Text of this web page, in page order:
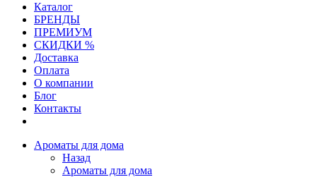
Каталог
БРЕНДЫ
ПРЕМИУМ
СКИДКИ %
Доставка
Оплата
О компании
Блог
Контакты
Ароматы для дома
Назад
Ароматы для дома